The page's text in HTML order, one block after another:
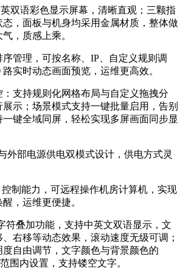
双语彩色显示屏幕，清晰直观；三颗指
，面板与机身均采用金属材质，整体做
，质感上乘。
管理，可按名称、IP、自定义规则调
实时动态画面预览，运维更高效。
：支持规则化网格布局与自定义拖拽分
示；场景模式支持一键批量启用，告别
键全域同屏，轻松实现多屏画面同步显
外部电源供电双模式设计，供电方式灵
制能力，可远程操作机房计算机，实现
，运维更便捷。
符叠加功能，支持中英文双语显示，文
右移等动态效果，滚动速度无级可调；
自由调节，文字颜色与背景颜色的
围内设置，支持镂空文字。